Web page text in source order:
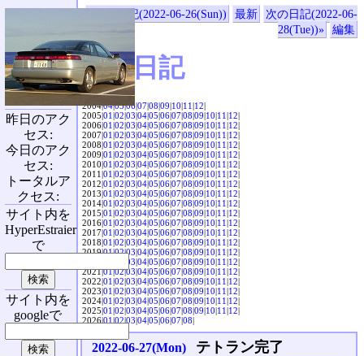
«前の日記(2022-06-26(Sun)) 最新
次の日記(2022-06-
28(Tue))»
編集
SVX日記
2004|04|05|06|07|08|09|10|11|12|
2005|01|02|03|04|05|06|07|08|09|10|11|12|
2006|01|02|03|04|05|06|07|08|09|10|11|12|
2007|01|02|03|04|05|06|07|08|09|10|11|12|
2008|01|02|03|04|05|06|07|08|09|10|11|12|
2009|01|02|03|04|05|06|07|08|09|10|11|12|
2010|01|02|03|04|05|06|07|08|09|10|11|12|
2011|01|02|03|04|05|06|07|08|09|10|11|12|
2012|01|02|03|04|05|06|07|08|09|10|11|12|
2013|01|02|03|04|05|06|07|08|09|10|11|12|
2014|01|02|03|04|05|06|07|08|09|10|11|12|
2015|01|02|03|04|05|06|07|08|09|10|11|12|
2016|01|02|03|04|05|06|07|08|09|10|11|12|
2017|01|02|03|04|05|06|07|08|09|10|11|12|
2018|01|02|03|04|05|06|07|08|09|10|11|12|
2019|01|02|03|04|05|06|07|08|09|10|11|12|
03|04|05|06|07|08|09|10|11|12|
2021|01|02|03|04|05|06|07|08|09|10|11|12|
2022|01|02|03|04|05|06|07|08|09|10|11|12|
2023|01|02|03|04|05|06|07|08|09|10|11|12|
2024|01|02|03|04|05|06|07|08|09|10|11|12|
2025|01|02|03|04|05|06|07|08|09|10|11|12|
2026|01|02|03|04|05|06|07|08|
2022-06-27(Mon) テトラン完了
昨日のアク
セス:
今日のアク
セス:
トータルア
クセス:
サイト内を
HyperEstraier
で
サイト内を
googleで